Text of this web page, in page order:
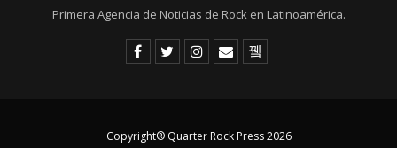
Primera Agencia de Noticias de Rock en Latinoamérica.
Copyright® Quarter Rock Press 2026